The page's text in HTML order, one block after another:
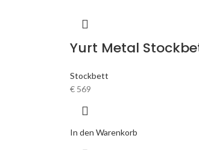
Yurt Metal
Stockbett
€ 569
In den Warenkorb